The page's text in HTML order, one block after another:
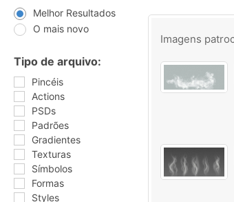
Melhor Resultados
O mais novo
Tipo de arquivo:
Pincéis
Actions
PSDs
Padrões
Gradientes
Texturas
Símbolos
Formas
Styles
Imagens